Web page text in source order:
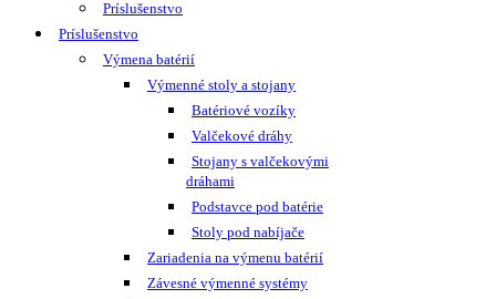
Príslušenstvo
Príslušenstvo
Výmena batérií
Výmenné stoly a stojany
Batériové vozíky
Valčekové dráhy
Stojany s valčekovými
dráhami
Podstavce pod batérie
Stoly pod nabíjače
Zariadenia na výmenu batérií
Závesné výmenné systémy